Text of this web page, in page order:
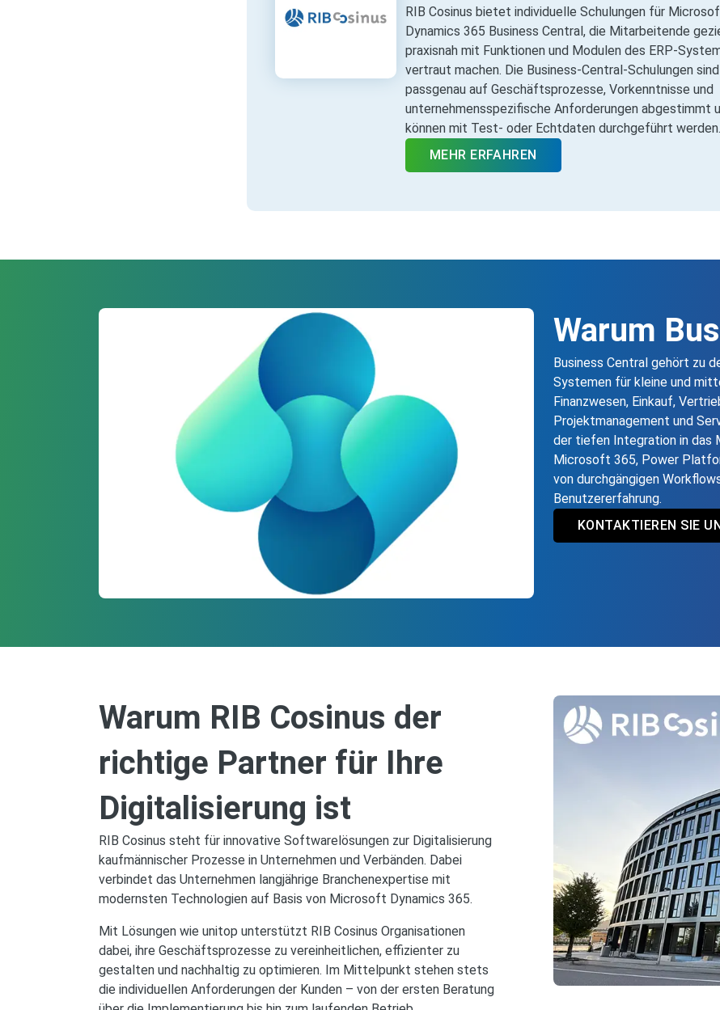
RIB Cosinus bietet individuelle Schulungen für
Dynamics 365 Business Central, die Mitarbeitende
praxisnah mit Funktionen und Modulen des
vertraut machen. Die Business‑Central‑Schulungen sind
passgenau auf Geschäftsprozesse, Vorkenntnisse und
unternehmensspezifische Anforderungen abgestimmt
können mit Test‑ oder Echtdaten durchgeführt werden.
MEHR ERFAHREN
Warum
Business Central gehört zu
Systemen für kleine und
Finanzwesen, Einkauf,
Projektmanagement und
der tiefen Integration in das
Microsoft 365, Power
von durchgängigen
Benutzererfahrung.
KONTAKTIEREN SIE
Warum RIB Cosinus der
richtige Partner für Ihre
Digitalisierung ist
RIB Cosinus steht für innovative Softwarelösungen zur Digitalisierung
kaufmännischer Prozesse in Unternehmen und Verbänden. Dabei
verbindet das Unternehmen langjährige Branchenexpertise mit
modernsten Technologien auf Basis von Microsoft Dynamics 365.
Mit Lösungen wie unitop unterstützt RIB Cosinus Organisationen
dabei, ihre Geschäftsprozesse zu vereinheitlichen, effizienter zu
gestalten und nachhaltig zu optimieren. Im Mittelpunkt stehen stets
die individuellen Anforderungen der Kunden – von der ersten Beratung